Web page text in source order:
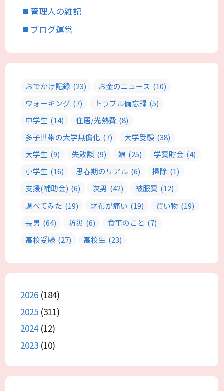
管理人の雑記
ブログ運営
おでかけ記録 (23) お金のニュース (10)
ウォーキング (7) トラブル備忘録 (5)
中学生 (14) 住居/光熱費 (8)
多子世帯の大学無償化 (7) 大学受験 (38)
大学生 (9) 失敗談 (9) 娘 (25) 学費貯金 (4)
小学生 (16) 思春期のリアル (6) 掃除 (1)
支援(補助金) (6) 次男 (42) 被服費 (12)
調べてみた (19) 財布が痛い (19) 買い物 (19)
長男 (64) 防災 (6) 食事のこと (7)
高校受験 (27) 高校生 (23)
2026 (184)
2025 (311)
2024(12)
2023 (10)